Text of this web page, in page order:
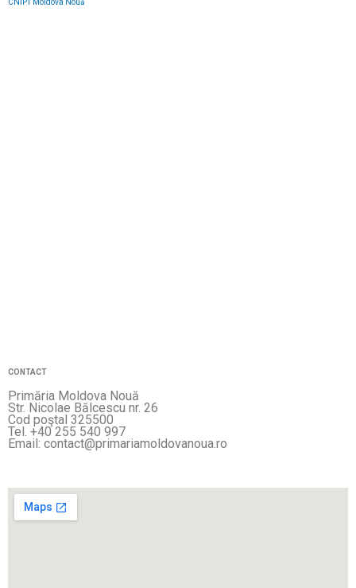
CNIPT Moldova Nouă
CONTACT
Primăria Moldova Nouă
Str. Nicolae Bălcescu nr. 26
Cod poştal 325500
Tel. +40 255 540 997
Email: contact@primariamoldovanoua.ro